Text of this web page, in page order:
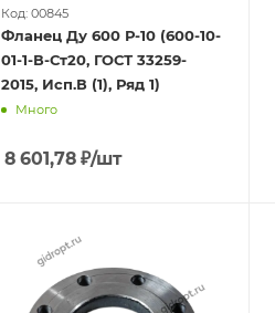
Код: 00845
Фланец Ду 600 Р-10 (600-10-
01-1-В-Ст20, ГОСТ 33259-
2015, Исп.В (1), Ряд 1)
Много
8 601,78 ₽/шт